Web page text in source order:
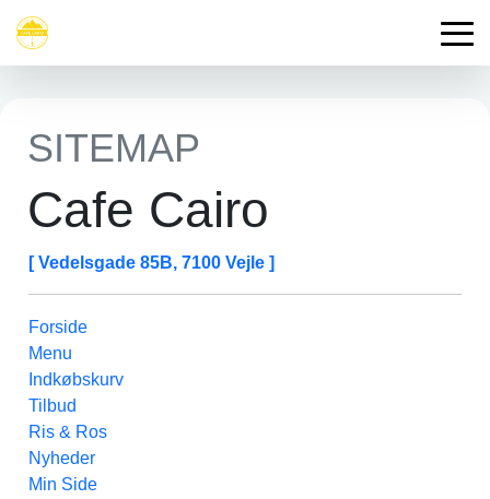
SITEMAP
Cafe Cairo
[ Vedelsgade 85B, 7100 Vejle ]
Forside
Menu
Indkøbskurv
Tilbud
Ris & Ros
Nyheder
Min Side